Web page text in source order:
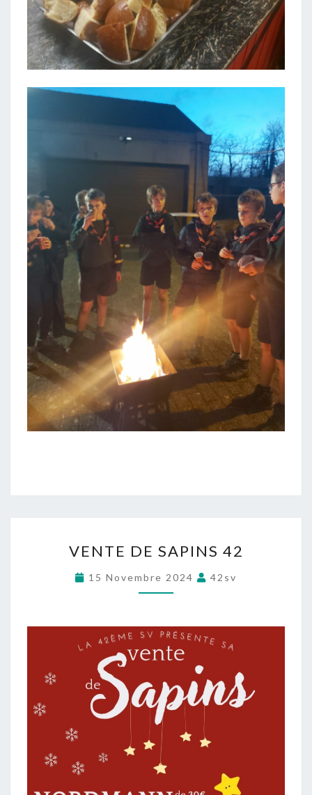
E
T
E
E
A
I
N
S
4
2
VENTE DE SAPINS 42
15 Novembre 2024 42sv